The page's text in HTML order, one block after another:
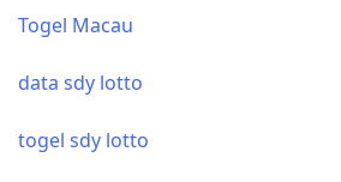
Togel Macau
data sdy lotto
togel sdy lotto